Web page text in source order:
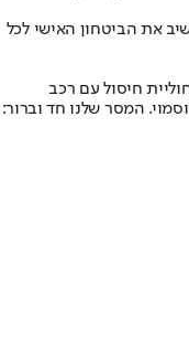
את הביטחון האישי לכל
חיסול עם רכב
וסמוי. המסר שלנו חד וברור: